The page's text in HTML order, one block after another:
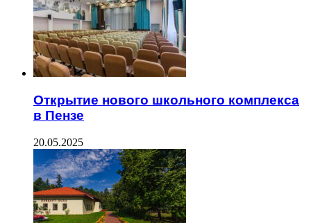
Открытие нового школьного комплекса
в Пензе
20.05.2025